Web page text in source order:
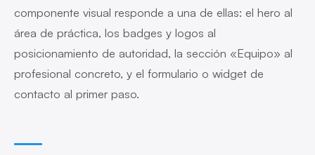
componente visual responde a una de ellas: el hero al
área de práctica, los badges y logos al
posicionamiento de autoridad, la sección «Equipo» al
profesional concreto, y el formulario o widget de
contacto al primer paso.